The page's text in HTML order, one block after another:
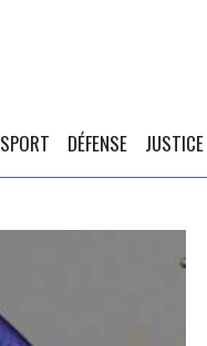
SPORT DÉFENSE JUSTICE